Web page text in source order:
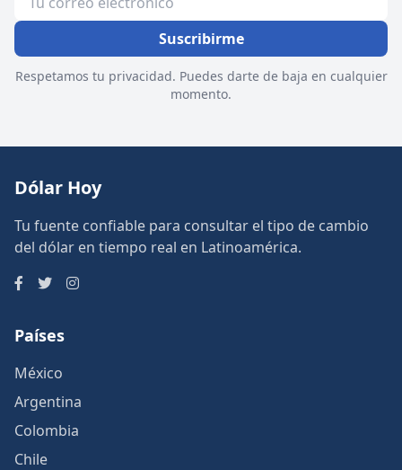
Suscribirme
Respetamos tu privacidad. Puedes darte de baja en cualquier
momento.
Dólar Hoy
Tu fuente confiable para consultar el tipo de cambio
del dólar en tiempo real en Latinoamérica.
Países
México
Argentina
Colombia
Chile